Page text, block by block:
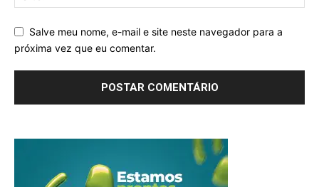
Salve meu nome, e-mail e site neste navegador para a
próxima vez que eu comentar.